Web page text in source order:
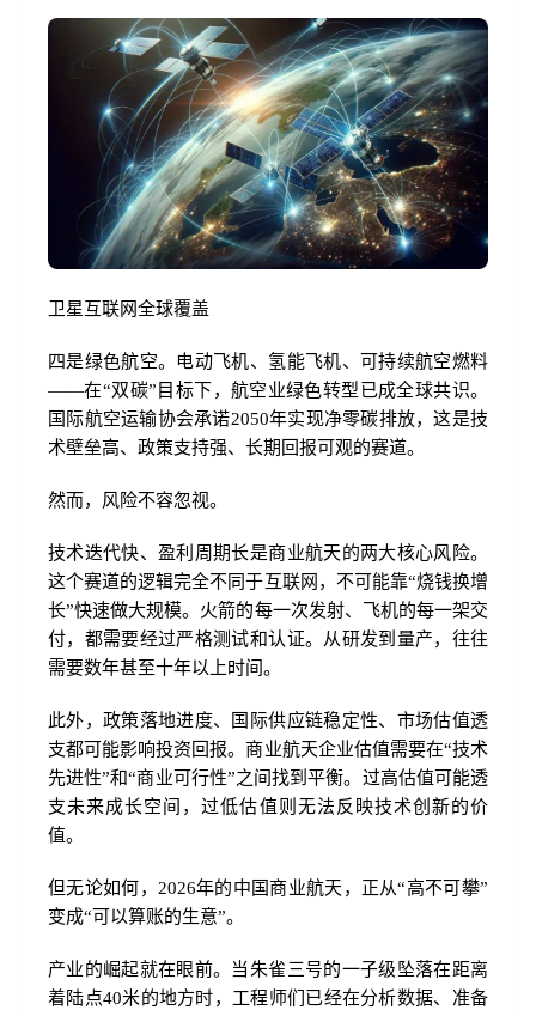
卫星互联网全球覆盖
四是绿色航空。电动飞机、氢能飞机、可持续航空燃料
——在“双碳”目标下，航空业绿色转型已成全球共识。
国际航空运输协会承诺2050年实现净零碳排放，这是技
术壁垒高、政策支持强、长期回报可观的赛道。
然而，风险不容忽视。
技术迭代快、盈利周期长是商业航天的两大核心风险。
这个赛道的逻辑完全不同于互联网，不可能靠“烧钱换增
长”快速做大规模。火箭的每一次发射、飞机的每一架交
付，都需要经过严格测试和认证。从研发到量产，往往
需要数年甚至十年以上时间。
此外，政策落地进度、国际供应链稳定性、市场估值透
支都可能影响投资回报。商业航天企业估值需要在“技术
先进性”和“商业可行性”之间找到平衡。过高估值可能透
支未来成长空间，过低估值则无法反映技术创新的价
值。
但无论如何，2026年的中国商业航天，正从“高不可攀”
变成“可以算账的生意”。
产业的崛起就在眼前。当朱雀三号的一子级坠落在距离
着陆点40米的地方时，工程师们已经在分析数据、准备